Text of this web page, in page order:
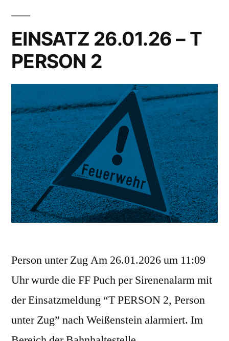
EINSATZ 26.01.26 – T
PERSON 2
Person unter Zug Am 26.01.2026 um 11:09
Uhr wurde die FF Puch per Sirenenalarm mit
der Einsatzmeldung “T PERSON 2, Person
unter Zug” nach Weißenstein alarmiert. Im